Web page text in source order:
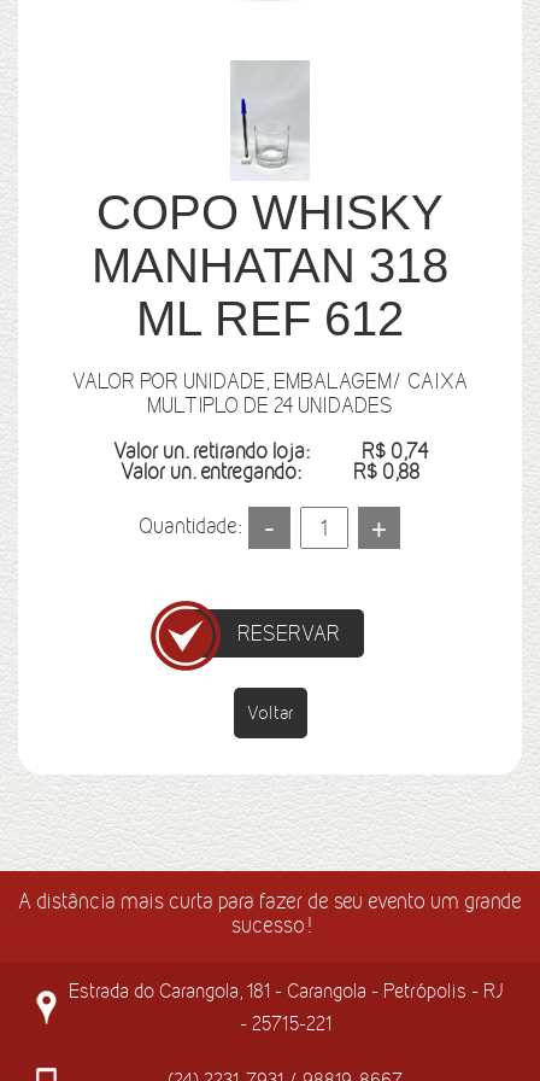
COPO WHISKY
MANHATAN 318
ML REF 612
VALOR POR UNIDADE, EMBALAGEM/ CAIXA
MULTIPLO DE 24 UNIDADES
Valor un. retirando loja:
R$ 0,74
Valor un. entregando:
R$ 0,88
Quantidade:
RESERVAR
Voltar
A distância mais curta para fazer de seu evento um grande
sucesso!
Estrada do Carangola, 181 - Carangola - Petrópolis - RJ
- 25715-221